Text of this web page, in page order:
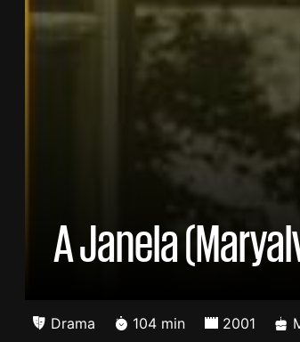
A Janela
Drama 104 min 2001